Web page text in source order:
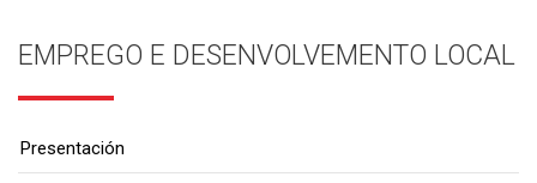
EMPREGO E DESENVOLVEMENTO LOCAL
Presentación